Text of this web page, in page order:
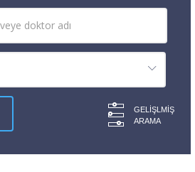
GELIŞLMIŞ
ARAMA